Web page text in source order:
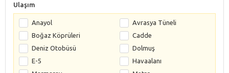
Ulaşım
Anayol
Avrasya Tüneli
Boğaz Köprüleri
Cadde
Deniz Otobüsü
Dolmuş
E-5
Havaalanı